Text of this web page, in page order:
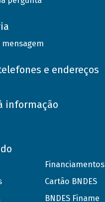
mensagem
e endereços
informação
Financiamentos
Cartão BNDES
BNDES Finame